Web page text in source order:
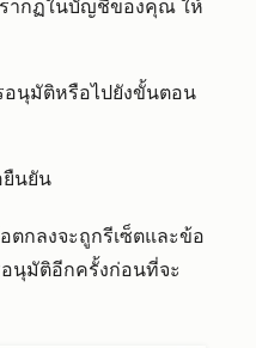
ากฏในบัญชีของคุณ ให้
อนุมัติหรือไปยังขั้นตอน
ยืนยัน
ตกลงจะถูกรีเซ็ตและข้อ
นุมัติอีกครั้งก่อนที่จะ